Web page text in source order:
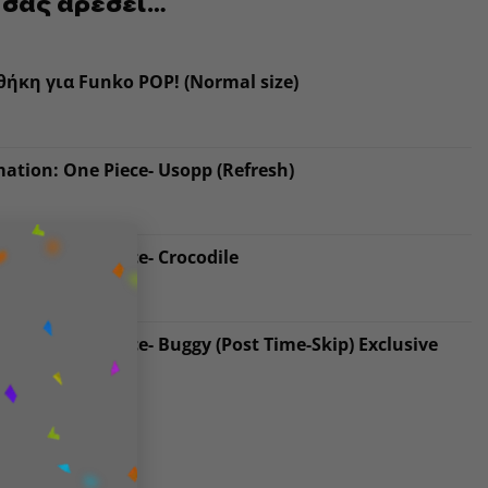
για Funko POP! (Normal size)
One Piece- Usopp (Refresh)
One Piece- Crocodile
One Piece- Buggy (Post Time-Skip) Exclusive